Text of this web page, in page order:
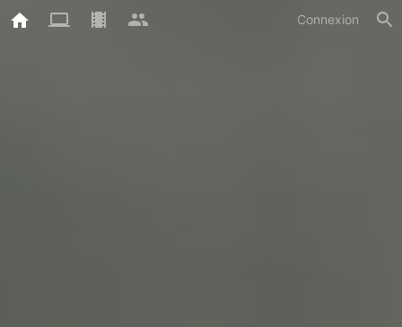
Connexion